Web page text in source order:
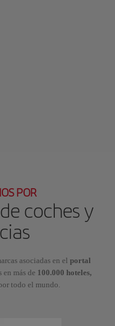
POR
coches y
asociadas en el portal
más de 100.000 hoteles,
todo el mundo.